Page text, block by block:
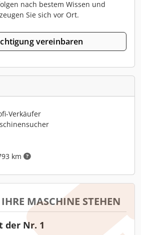
nach bestem Wissen und
Sie sich vor Ort.
vereinbaren
Verkäufer
km
MASCHINE STEHEN
der Nr. 1